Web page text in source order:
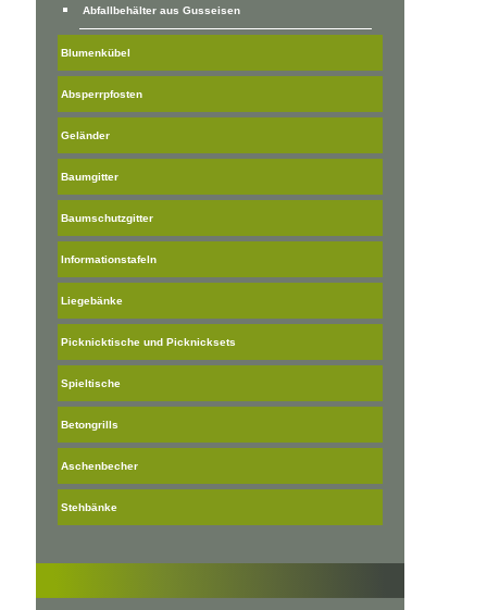
Abfallbehälter aus Gusseisen
Blumenkübel
Absperrpfosten
Geländer
Baumgitter
Baumschutzgitter
Informationstafeln
Liegebänke
Picknicktische und Picknicksets
Spieltische
Betongrills
Aschenbecher
Stehbänke